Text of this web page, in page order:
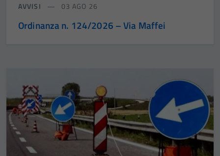
AVVISI 03 AGO 26
Ordinanza n. 124/2026 – Via Maffei